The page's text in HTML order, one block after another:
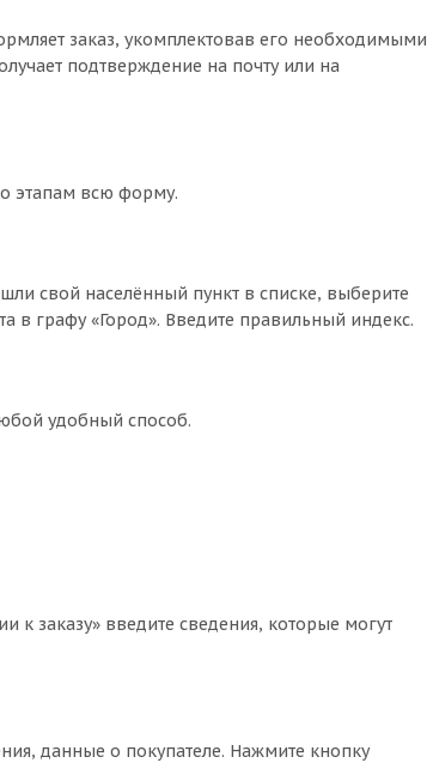
заказ, укомплектовав его необходимыми
подтверждение на почту или на
этапам всю форму.
свой населённый пункт в списке, выберите
в графу «Город». Введите правильный индекс.
удобный способ.
заказу» введите сведения, которые могут
данные о покупателе. Нажмите кнопку